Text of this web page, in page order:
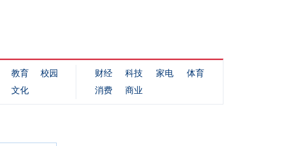
教育
校园
文化
财经 科技 家电
体育
消费
商业